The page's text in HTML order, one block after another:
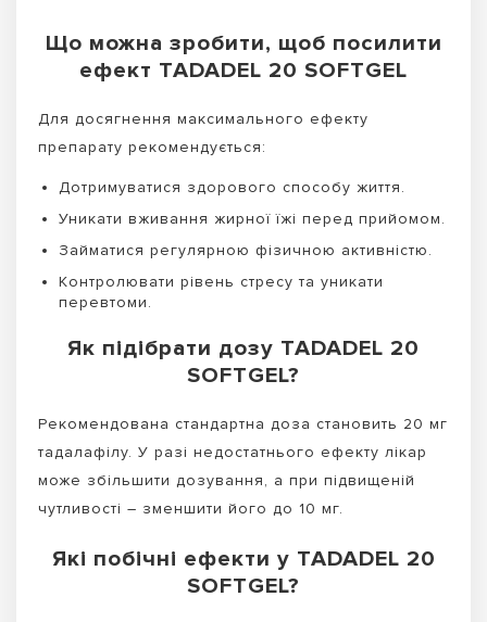
Що можна зробити, щоб посилити
ефект TADADEL 20 SOFTGEL
Для досягнення максимального ефекту
препарату рекомендується:
Дотримуватися здорового способу життя.
Уникати вживання жирної їжі перед прийомом.
Займатися регулярною фізичною активністю.
Контролювати рівень стресу та уникати
перевтоми.
Як підібрати дозу TADADEL 20
SOFTGEL?
Рекомендована стандартна доза становить 20 мг
тадалафілу. У разі недостатнього ефекту лікар
може збільшити дозування, а при підвищеній
чутливості – зменшити його до 10 мг.
Які побічні ефекти у TADADEL 20
SOFTGEL?